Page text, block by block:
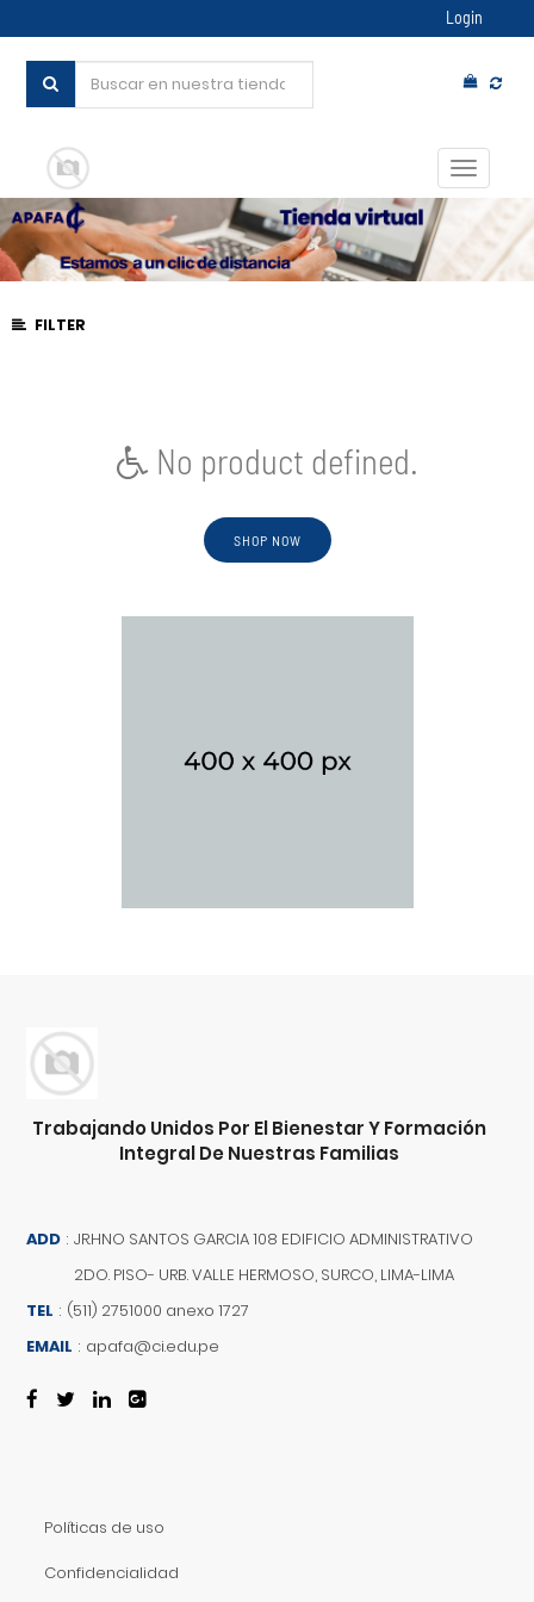
Login
FILTER
No product defined.
SHOP NOW
Trabajando Unidos Por El Bienestar Y Formación
Integral De Nuestras Familias
ADD : JR.HNO SANTOS GARCIA 108 EDIFICIO ADMINISTRATIVO
2DO. PISO- URB. VALLE HERMOSO, SURCO, LIMA-LIMA
TEL : (511) 2751000 anexo 1727
EMAIL : apafa@ci.edu.pe
Políticas de uso
Confidencialidad